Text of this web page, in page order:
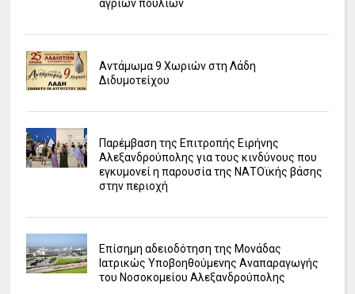
άγριων πουλιών
Αντάμωμα 9 Χωριών στη Λάδη
Διδυμοτείχου
Παρέμβαση της Επιτροπής Ειρήνης
Αλεξανδρούπολης για τους κινδύνους που
εγκυμονεί η παρουσία της ΝΑΤΟϊκής βάσης
στην περιοχή
Επίσημη αδειοδότηση της Μονάδας
Ιατρικώς Υποβοηθούμενης Αναπαραγωγής
του Νοσοκομείου Αλεξανδρούπολης